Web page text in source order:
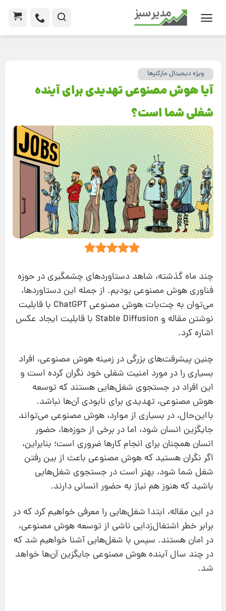
ویژه دیجیتال مارکترها
آیا هوش مصنوعی تهدیدی برای آینده
شغلی شما است؟
چند ماه گذشته، شاهد دستاوردهای چشمگیری در حوزه
فناوری هوش مصنوعی بودیم. از جمله این دستاوردها،
می‌توان به چت‌بات هوش مصنوعی ChatGPT با قابلیت
نوشتن مقاله و Stable Diffusion با قابلیت ایجاد عکس
اشاره کرد.
چنین پیشرفت‌های بزرگی در زمینه هوش مصنوعی، افراد
بسیاری را در مورد امنیت شغلی خود نگران کرده است و
این افراد در جستجوی شغل‌هایی هستند که توسعه
هوش مصنوعی، تهدیدی برای نابودی آن‌ها نباشد.
بااین‌حال، در بسیاری از موارد، هوش مصنوعی می‌تواند
جایگزین انسان شود، اما در برخی از حوزه‌ها، حضور
انسان همچنان برای انجام کارها ضروری است؛ بنابراین،
اگر نگران هستید که هوش مصنوعی باعث از بین رفتن
شغل شما شود، بهتر است در جستجوی شغل‌هایی
باشید که هنوز هم نیاز به حضور انسانی دارند.
در این مقاله، ابتدا شغل‌هایی را معرفی خواهیم کرد که در
برابر خطر اشتغال‌زدایی ناشی از توسعه هوش مصنوعی،
در امان هستند. سپس با شغل‌هایی آشنا خواهیم شد که
در چند سال آینده هوش مصنوعی جایگزین آن‌ها خواهد
شد.